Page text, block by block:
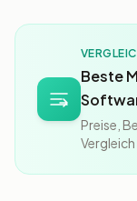
Beste
Preise,
Vergleich